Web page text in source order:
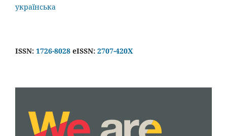
українська
ISSN: 1726-8028 eISSN: 2707-420X